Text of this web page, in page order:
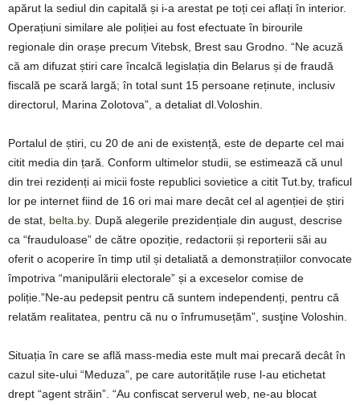
apărut la sediul din capitală și i-a arestat pe toți cei aflați în interior.
Operațiuni similare ale poliției au fost efectuate în birourile
regionale din orașe precum Vitebsk, Brest sau Grodno. “Ne acuză
că am difuzat știri care încalcă legislația din Belarus și de fraudă
fiscală pe scară largă; în total sunt 15 persoane reținute, inclusiv
directorul, Marina Zolotova”, a detaliat dl.Voloshin.
Portalul de știri, cu 20 de ani de existență, este de departe cel mai
citit media din țară. Conform ultimelor studii, se estimează că unul
din trei rezidenți ai micii foste republici sovietice a citit Tut.by, traficul
lor pe internet fiind de 16 ori mai mare decât cel al agenției de știri
de stat, belta.by. După alegerile prezidențiale din august, descrise
ca “frauduloase” de către opoziție, redactorii și reporterii săi au
oferit o acoperire în timp util și detaliată a demonstrațiilor convocate
împotriva “manipulării electorale” și a exceselor comise de
poliție.”Ne-au pedepsit pentru că suntem independenți, pentru că
relatăm realitatea, pentru că nu o înfrumusețăm”, susţine Voloshin.
Situația în care se află mass-media este mult mai precară decât în ​​
cazul site-ului “Meduza”, pe care autoritățile ruse l-au etichetat
drept “agent străin”. “Au confiscat serverul web, ne-au blocat